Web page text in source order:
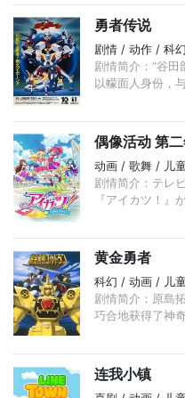
しんだり、日常
勇者传说
剧情 / 动作 / 科
剧情简介：“谷田
以幪面人身份，
偶像活动 第
动画 / 歌舞 / 儿
剧情简介：テレ
『アイカツ！』
黄金勇者
科幻 / 动画 / 儿
剧情简介：原島
巧合地获得了神
连我小镇